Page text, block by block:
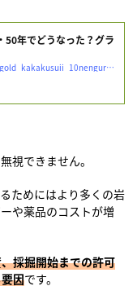
50年でどうなった？グラ
https://re-musubi.jp/column/gold/gold_kakakusuii_10nengurahu
視できません。
ためにはより多くの岩
や薬品のコストが増
採掘開始までの許可
因です。